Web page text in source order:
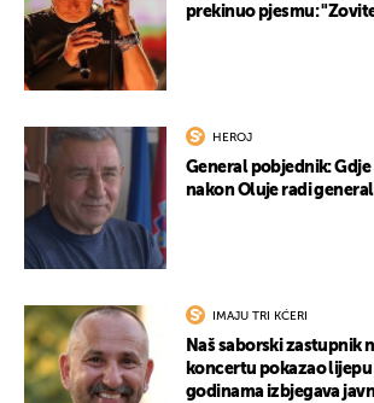
prekinuo pjesmu:
HEROJ
General pobjednik: Gdje
nakon Oluje radi
IMAJU TRI KĆERI
Naš saborski zastupnik
koncertu pokazao
godinama izbjegava